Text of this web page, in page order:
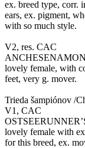
ex. breed type, corr.
ears, ex. pigment,
with so much style.
V2, res. CAC
lovely female, with
feet, very g. mover.
Trieda šampiónov /
V1, CAC
lovely female with
for this breed, ex.